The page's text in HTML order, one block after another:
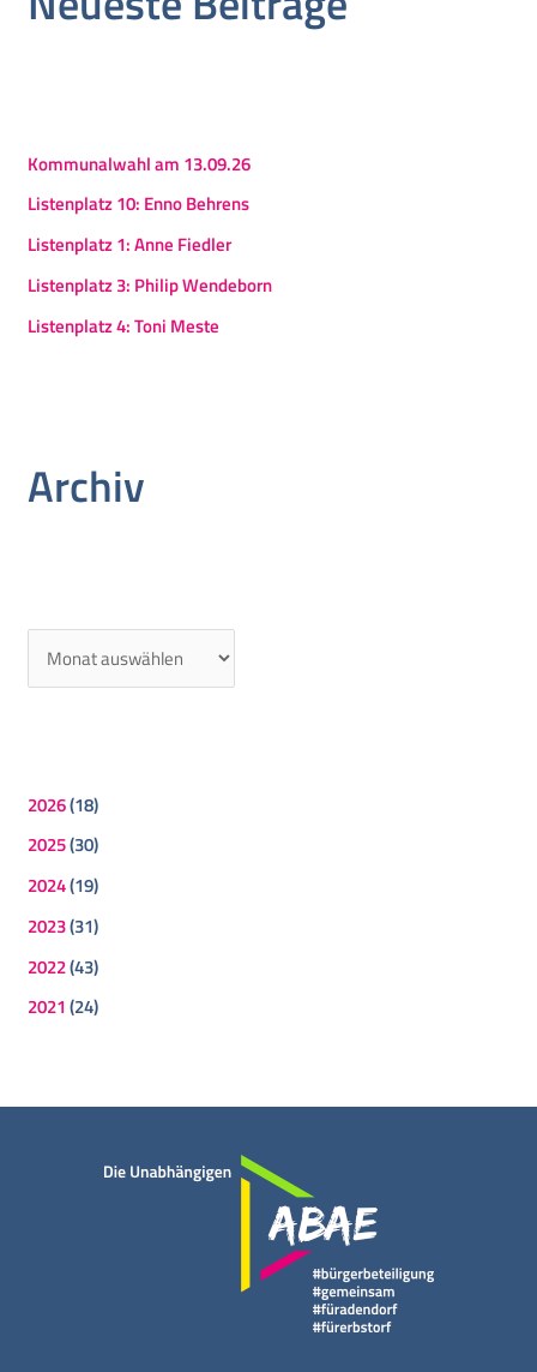
Kommunalwahl am 13.09.26
Listenplatz 10: Enno Behrens
Listenplatz 1: Anne Fiedler
Listenplatz 3: Philip Wendeborn
Listenplatz 4: Toni Meste
Archiv
2026(18)
2025(30)
2024(19)
2023(31)
2022(43)
2021 (24)